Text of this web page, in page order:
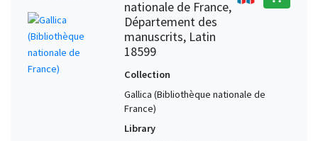
nationale de France,
Département des
manuscrits, Latin
18599
Collection
Gallica (Bibliothèque nationale de
France)
Library